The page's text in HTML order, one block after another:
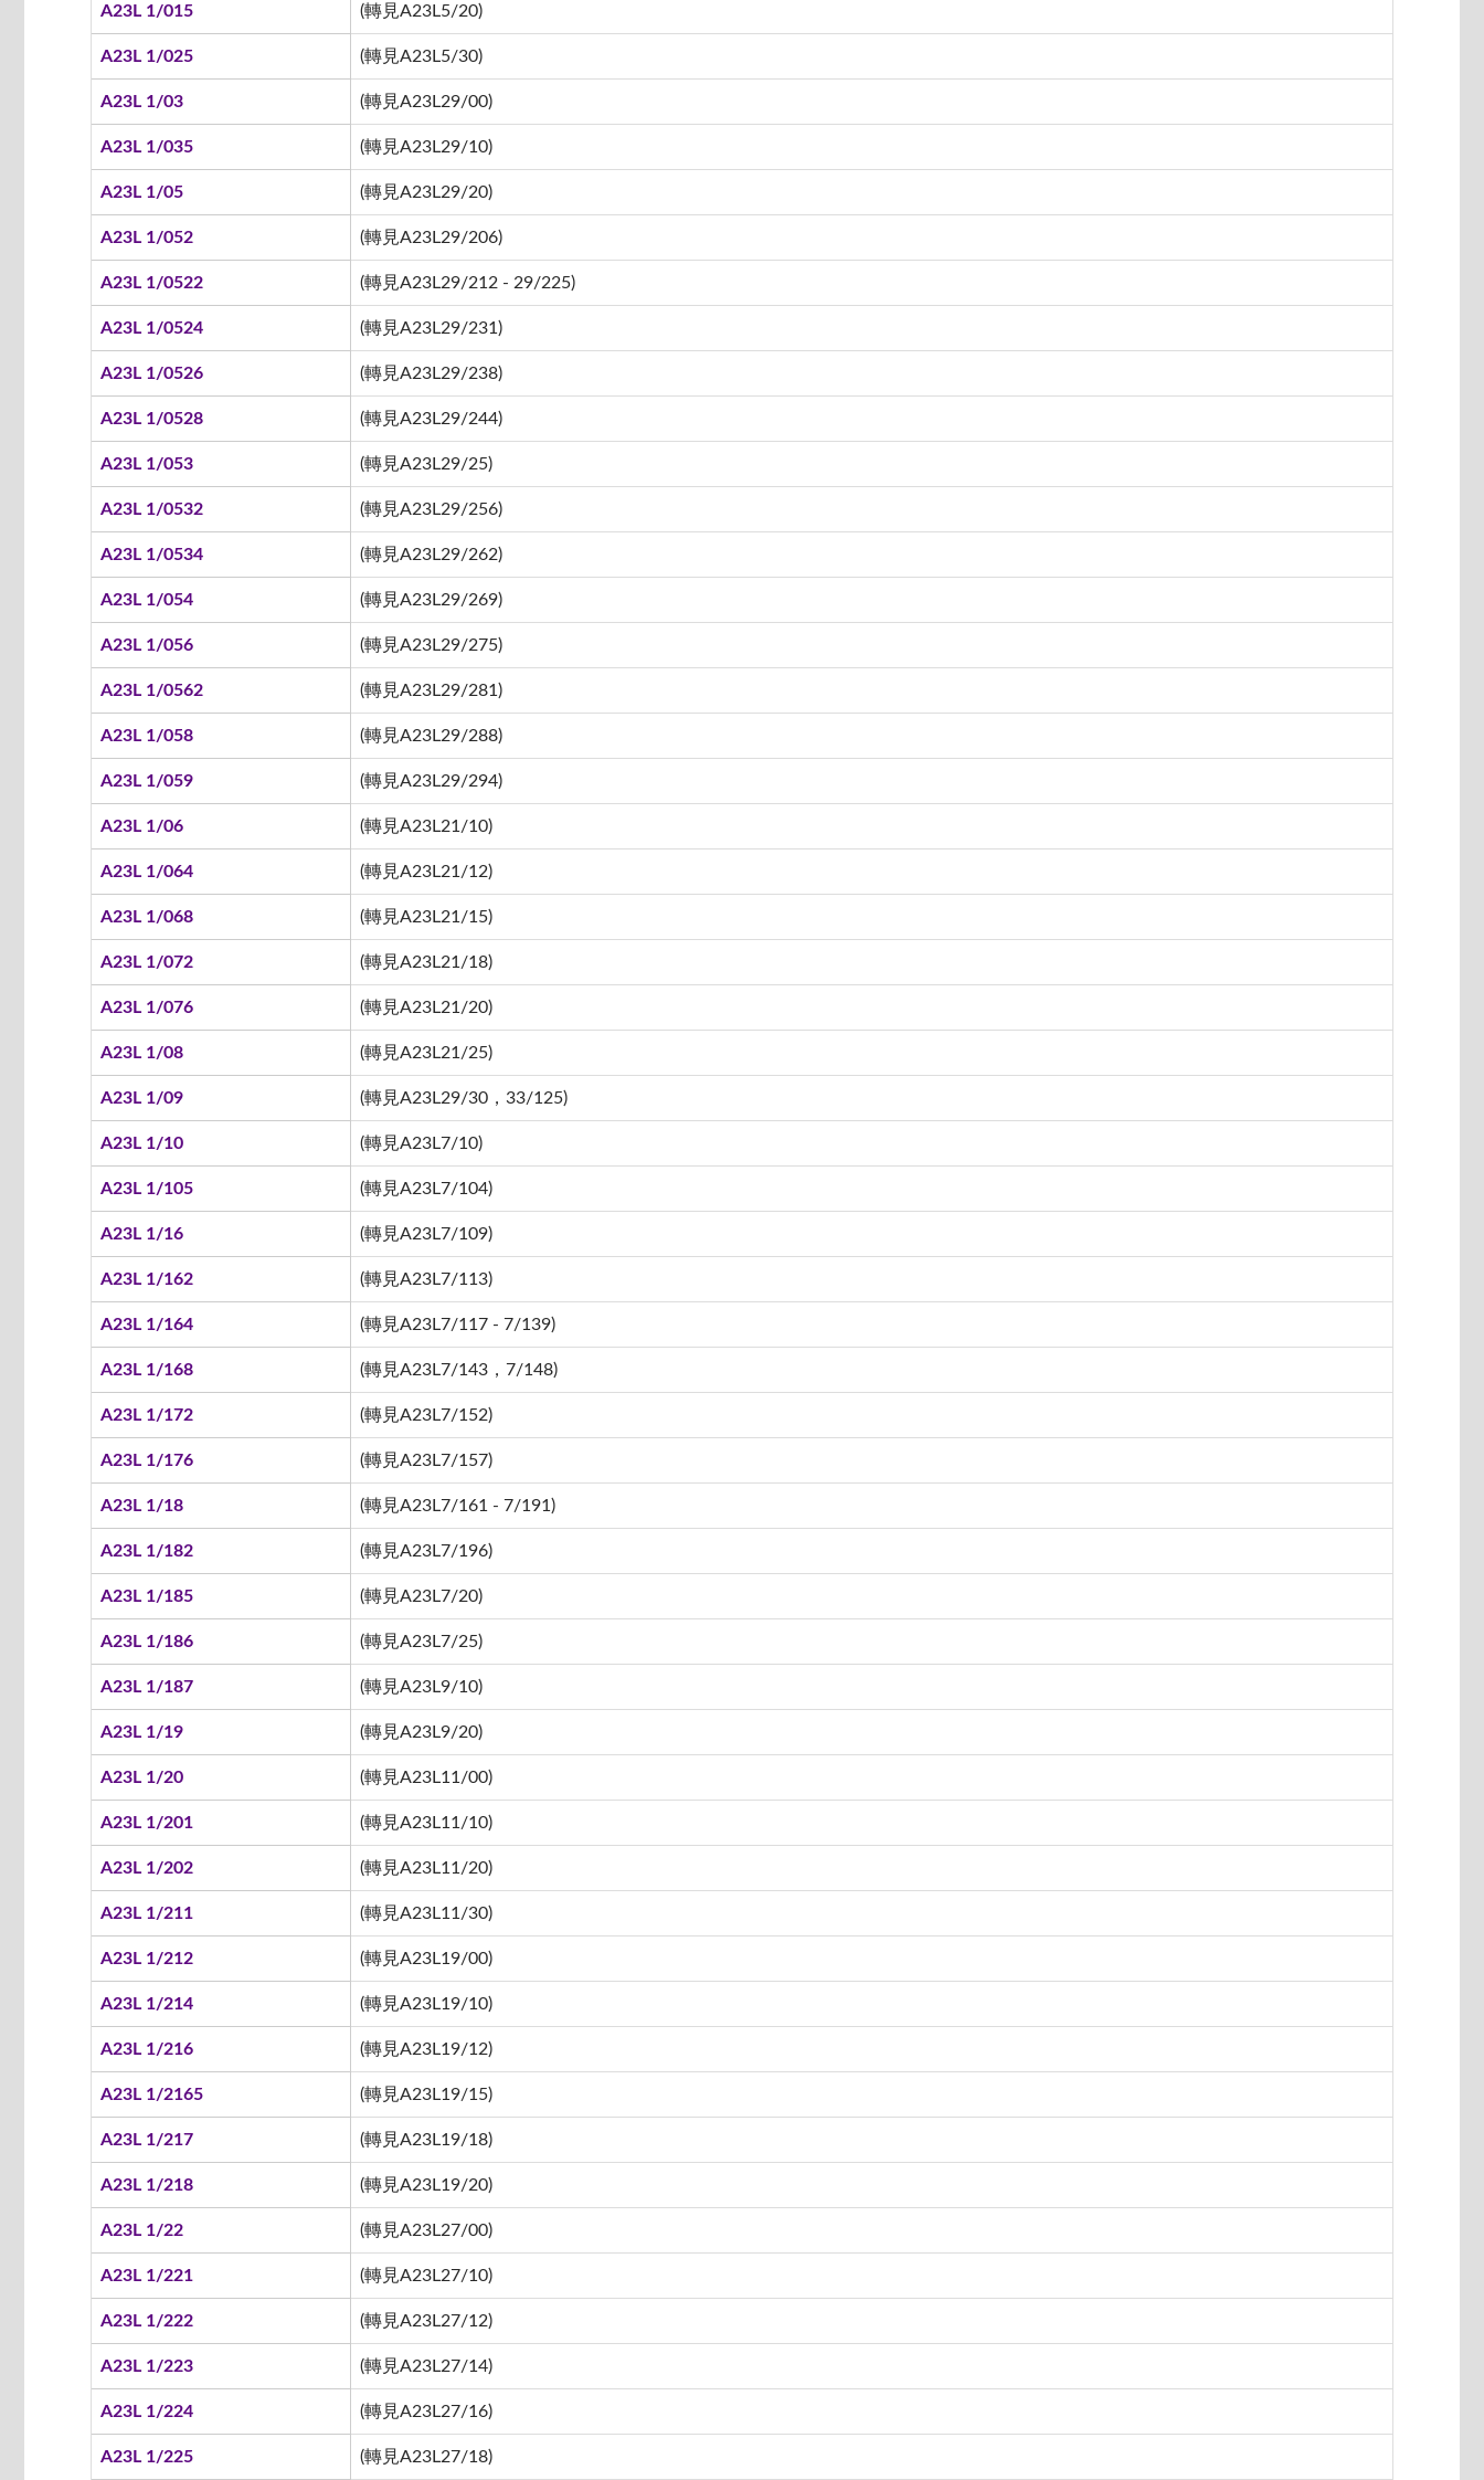
A23L 1/015 (轉見A23L5/20)
A23L 1/025 (轉見A23L5/30)
A23L 1/03 (轉見A23L29/00)
A23L 1/035 (轉見A23L29/10)
A23L 1/05 (轉見A23L29/20)
A23L 1/052 (轉見A23L29/206)
A23L 1/0522 (轉見A23L29/212 - 29/225)
A23L 1/0524 (轉見A23L29/231)
A23L 1/0526 (轉見A23L29/238)
A23L 1/0528 (轉見A23L29/244)
A23L 1/053 (轉見A23L29/25)
A23L 1/0532 (轉見A23L29/256)
A23L 1/0534 (轉見A23L29/262)
A23L 1/054 (轉見A23L29/269)
A23L 1/056 (轉見A23L29/275)
A23L 1/0562 (轉見A23L29/281)
A23L 1/058 (轉見A23L29/288)
A23L 1/059 (轉見A23L29/294)
A23L 1/06 (轉見A23L21/10)
A23L 1/064 (轉見A23L21/12)
A23L 1/068 (轉見A23L21/15)
A23L 1/072 (轉見A23L21/18)
A23L 1/076 (轉見A23L21/20)
A23L 1/08 (轉見A23L21/25)
A23L 1/09 (轉見A23L29/30，33/125)
A23L 1/10 (轉見A23L7/10)
A23L 1/105 (轉見A23L7/104)
A23L 1/16 (轉見A23L7/109)
A23L 1/162 (轉見A23L7/113)
A23L 1/164 (轉見A23L7/117 - 7/139)
A23L 1/168 (轉見A23L7/143，7/148)
A23L 1/172 (轉見A23L7/152)
A23L 1/176 (轉見A23L7/157)
A23L 1/18 (轉見A23L7/161 - 7/191)
A23L 1/182 (轉見A23L7/196)
A23L 1/185 (轉見A23L7/20)
A23L 1/186 (轉見A23L7/25)
A23L 1/187 (轉見A23L9/10)
A23L 1/19 (轉見A23L9/20)
A23L 1/20 (轉見A23L11/00)
A23L 1/201 (轉見A23L11/10)
A23L 1/202 (轉見A23L11/20)
A23L 1/211 (轉見A23L11/30)
A23L 1/212 (轉見A23L19/00)
A23L 1/214 (轉見A23L19/10)
A23L 1/216 (轉見A23L19/12)
A23L 1/2165 (轉見A23L19/15)
A23L 1/217 (轉見A23L19/18)
A23L 1/218 (轉見A23L19/20)
A23L 1/22 (轉見A23L27/00)
A23L 1/221 (轉見A23L27/10)
A23L 1/222 (轉見A23L27/12)
A23L 1/223 (轉見A23L27/14)
A23L 1/224 (轉見A23L27/16)
A23L 1/225 (轉見A23L27/18)